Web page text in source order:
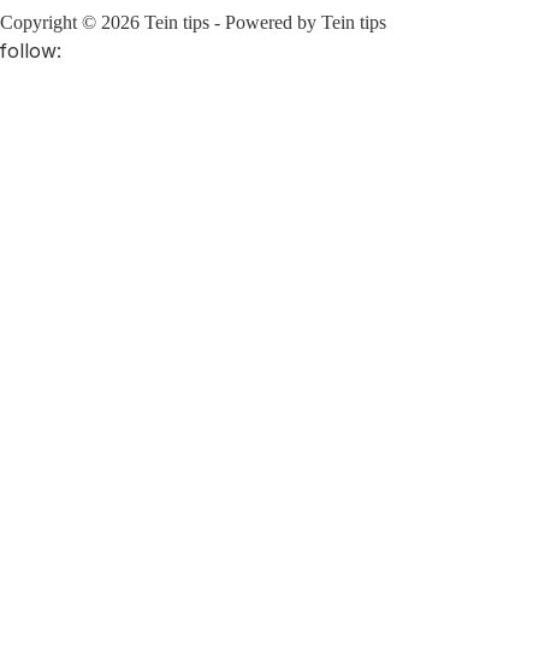
Copyright © 2026 Tein tips - Powered by Tein tips
follow: